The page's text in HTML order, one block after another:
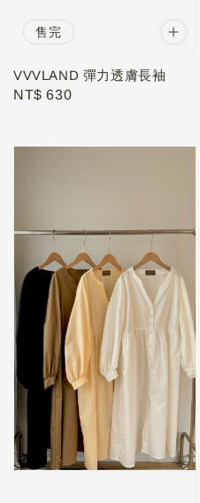
售完
VVVLAND 彈力透膚長袖
Regular
NT$ 630